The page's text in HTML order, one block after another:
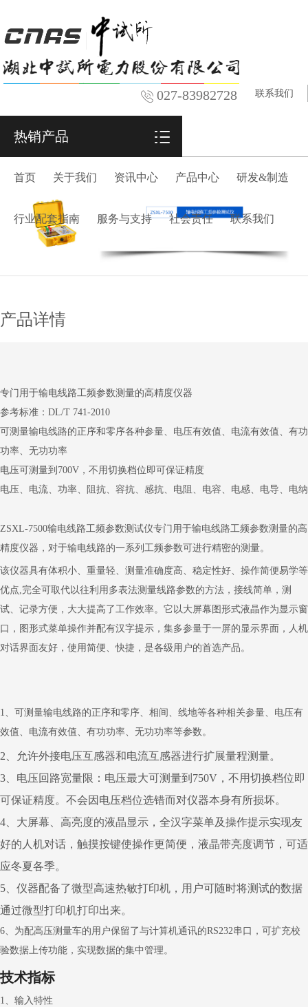
027-83982728 联系我们
热销产品
首页 关于我们 资讯中心 产品中心 研发&制造
行业配套指南 服务与支持 社会责任 联系我们
产品详情
专门用于输电线路工频参数测量的高精度仪器
参考标准：DL/T 741-2010
可测量输电线路的正序和零序各种参量、电压有效值、电流有效值、有功
功率、无功功率
电压可测量到700V，不用切换档位即可保证精度
电压、电流、功率、阻抗、容抗、感抗、电阻、电容、电感、电导、电纳
ZSXL-7500输电线路工频参数测试仪专门用于输电线路工频参数测量的高
精度仪器，对于输电线路的一系列工频参数可进行精密的测量。
该仪器具有体积小、重量轻、测量准确度高、稳定性好、操作简便易学等
优点,完全可取代以往利用多表法测量线路参数的方法，接线简单，测
试、记录方便，大大提高了工作效率。它以大屏幕图形式液晶作为显示窗
口，图形式菜单操作并配有汉字提示，集多参量于一屏的显示界面，人机
对话界面友好，使用简便、快捷，是各级用户的首选产品。
1、可测量输电线路的正序和零序、相间、线地等各种相关参量、电压有
效值、电流有效值、有功功率、无功功率等参数。
2、允许外接电压互感器和电流互感器进行扩展量程测量。
3、电压回路宽量限：电压最大可测量到750V，不用切换档位即
可保证精度。不会因电压档位选错而对仪器本身有所损坏。
4、大屏幕、高亮度的液晶显示，全汉字菜单及操作提示实现友
好的人机对话，触摸按键使操作更简便，液晶带亮度调节，可适
应冬夏各季。
5、仪器配备了微型高速热敏打印机，用户可随时将测试的数据
通过微型打印机打印出来。
6、为配高压测量车的用户保留了与计算机通讯的RS232串口，可扩充校
验数据上传功能，实现数据的集中管理。
技术指标
1、输入特性